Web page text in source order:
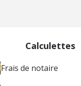
Calculettes
Frais de notaire